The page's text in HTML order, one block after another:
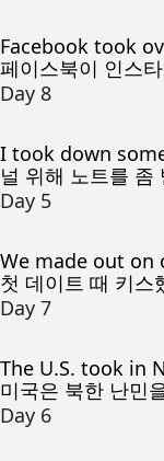
Facebook took
페이스북이 인스
Day 8
I took down
널 위해 노트를 좀
Day 5
We made out on
첫 데이트 때 키스
Day 7
The U.S. took in
미국은 북한 난민
Day 6